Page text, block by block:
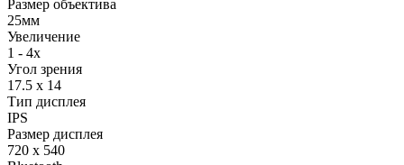
Размер объектива
25мм
Увеличение
1 - 4x
Угол зрения
17.5 x 14
Тип дисплея
IPS
Размер дисплея
720 x 540